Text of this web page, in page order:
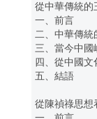
從中華傳統的
一、前言
二、中華傳統
三、當今中國
四、從中國
五、結語
從陳禎祿思想